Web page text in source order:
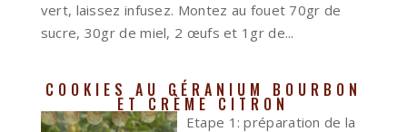
vert, laissez infusez. Montez au fouet 70gr de
sucre, 30gr de miel, 2 œufs et 1gr de...
COOKIES AU GÉRANIUM BOURBON
ET CRÈME CITRON
Etape 1: préparation de la